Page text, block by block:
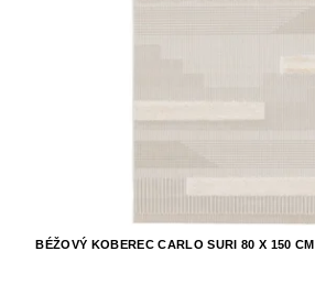
BÉŽOVÝ KOBEREC CARLO SURI 80 X 150 CM